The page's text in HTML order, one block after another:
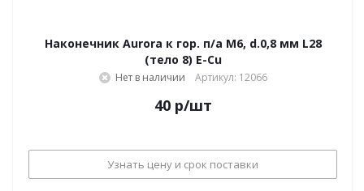
Наконечник Aurora к гор. п/а M6, d.0,8 мм L28
(тело 8) E-Cu
Нет в наличии Артикул: 12066
40р/шт
Узнать цену и срок поставки